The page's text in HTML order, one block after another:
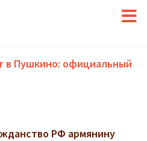
в Пушкино: официальный
РФ армянину